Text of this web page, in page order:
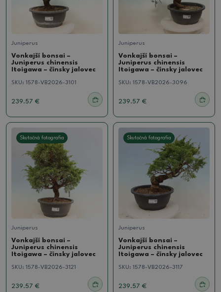
Juniperus
Vonkajší bonsai –
Juniperus chinensis
Itoigawa – čínsky jalovec
SKU: 1578-VB2026-3101
239.57 €
Juniperus
Vonkajší bonsai –
Juniperus chinensis
Itoigawa – čínsky jalovec
SKU: 1578-VB2026-3096
239.57 €
Skutočná fotografia
Juniperus
Vonkajší bonsai –
Juniperus chinensis
Itoigawa – čínsky jalovec
SKU: 1578-VB2026-3121
239.57 €
Skutočná fotografia
Juniperus
Vonkajší bonsai –
Juniperus chinensis
Itoigawa – čínsky jalovec
SKU: 1578-VB2026-3117
239.57 €